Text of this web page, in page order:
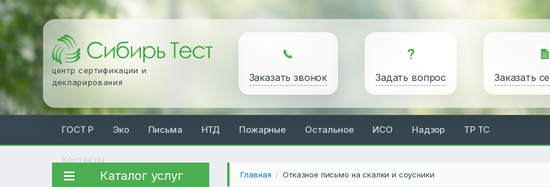
центр сертификации и
декларирования
Заказать звонок Задать вопрос Заказать
ГОСТ Р Эко Письма НТД Пожарные Остальное ИСО Надзор ТР ТС
Контакты
Каталог услуг Главная / Отказное письмо на скалки и соусники